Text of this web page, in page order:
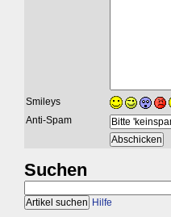
Smileys
Anti-Spam
Suchen
Hilfe